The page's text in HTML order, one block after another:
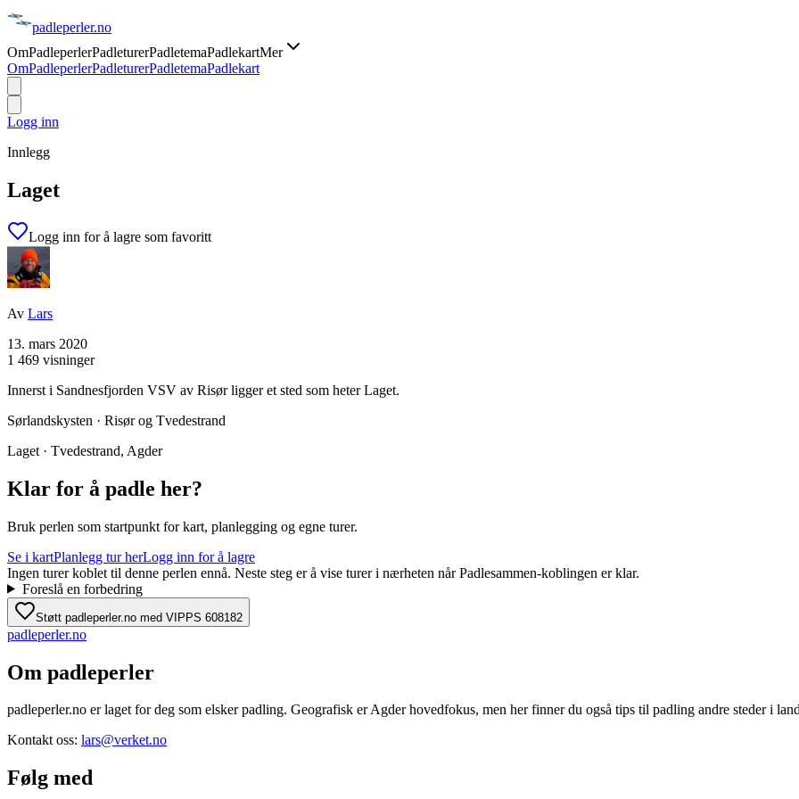
padleperler.no
OmPadleperlerPadleturerPadletemaPadlekartMer
OmPadleperlerPadleturerPadletemaPadlekart
Logg inn
Innlegg
Laget
Logg inn for å lagre som favoritt
Av Lars
13. mars 2020
1 469 visninger
Innerst i Sandnesfjorden VSV av Risør ligger et sted som heter Laget.
Sørlandskysten · Risør og Tvedestrand
Laget · Tvedestrand, Agder
Klar for å padle her?
Bruk perlen som startpunkt for kart, planlegging og egne turer.
Se i kartPlanlegg tur herLogg inn for å lagre
Ingen turer koblet til denne perlen ennå. Neste steg er å vise turer i nærheten når Padlesammen-koblingen er klar.
Foreslå en forbedring
Støtt padleperler.no med VIPPS 608182
padleperler.no
Om padleperler
padleperler.no er laget for deg som elsker padling. Geografisk er Agder hovedfokus, men her finner du også tips til padling andre steder i
Kontakt oss: lars@verket.no
Følg med